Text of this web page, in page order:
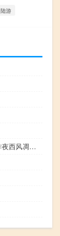
陆游
昨夜西风凋碧树独上高楼（昨夜西风凋碧树 独上高楼望尽天涯路）